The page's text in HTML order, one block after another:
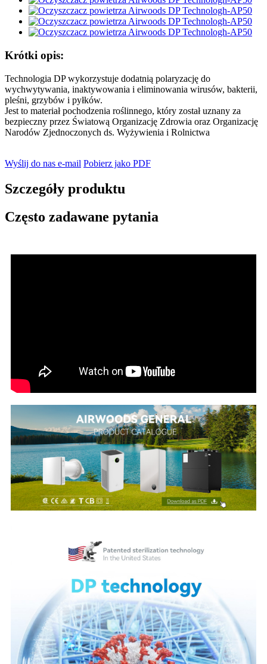
Krótki opis:
Technologia DP wykorzystuje dodatnią polaryzację do
wychwytywania, inaktywowania i eliminowania wirusów, bakterii,
pleśni, grzybów i pyłków.
Jest to materiał pochodzenia roślinnego, który został uznany za
bezpieczny przez Światową Organizację Zdrowia oraz Organizację
Narodów Zjednoczonych ds. Wyżywienia i Rolnictwa
Wyślij do nas e-mail Pobierz jako PDF
Szczegóły produktu
Często zadawane pytania